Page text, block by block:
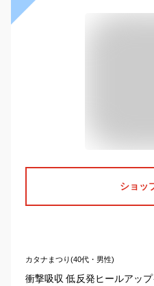
ショッ
カタナまつり(40代・男性)
衝撃吸収 低反発ヒールアッ